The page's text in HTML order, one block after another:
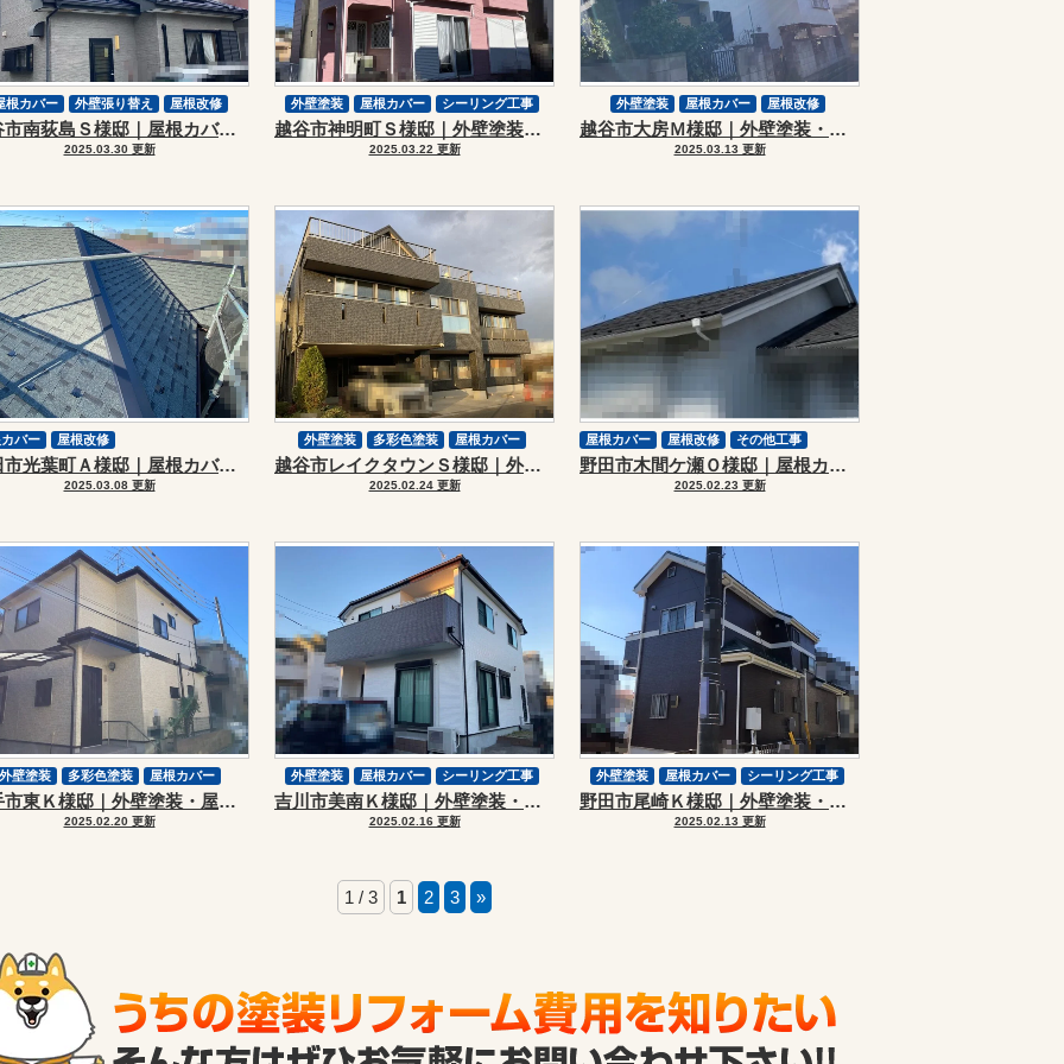
越谷市南荻島Ｓ様邸｜屋根カバーリフォーム
2025.03.30 更新
根カバー 外壁張り替え
屋根改修
スーパーガルテクト
補修工事 越谷市神明町Ｓ様邸｜外壁塗装・屋根カバーリフォーム
2025.03.22 更新
外壁塗装 屋根カバー
シーリング工事
屋根改修
スーパーガルテクト 越谷市大房Ｍ様邸｜外壁塗装・屋根カバーリフォーム
2025.03.13 更新
外壁塗装 屋根カバー
屋根改修
スーパーガルテクト
その他塗装
野田市光葉町Ａ様邸｜屋根カバーリフォーム
2025.03.08 更新
バー 屋根改修
越谷市レイクタウンＳ様邸｜外壁塗装・屋根カバーリフォーム
2025.02.24 更新
外壁塗装 多彩色塗装
屋根カバー
シーリング工事
屋根改修
スーパーガルテクト
その他塗装
野田市木間ケ瀬Ｏ様邸｜屋根カバーリフォーム
2025.02.23 更新
屋根カバー 屋根改修 その他工事
幸手市東Ｋ様邸｜外壁塗装・屋根カバーリフォーム
2025.02.20 更新
外壁塗装 多彩色塗装
屋根カバー
シーリング工事
屋根改修 吉川市美南Ｋ様邸｜外壁塗装・屋根カバーリフォーム
2025.02.16 更新
外壁塗装 屋根カバー
シーリング工事
屋根改修
スーパーガルテクト 野田市尾崎Ｋ様邸｜外壁塗装・屋根カバーリフォーム
2025.02.13 更新
外壁塗装 屋根カバー
シーリング工事
屋根改修
スーパーガルテクト
1 / 3 1 2 3 »
用と差がでる理由と後悔しない業者選び
事例から徹底解説
る家・安く見える見積もりの注意点